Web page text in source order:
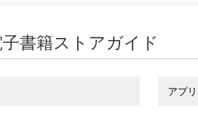
書籍ストアガイド
アプ